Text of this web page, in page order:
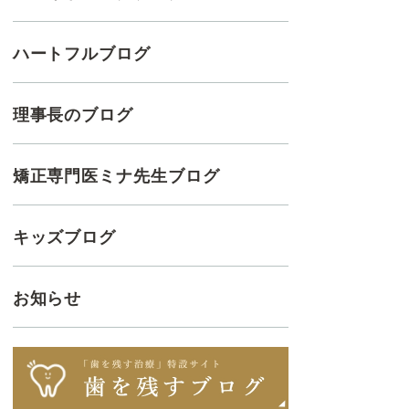
ハートフルブログ
理事長のブログ
矯正専門医ミナ先生ブログ
キッズブログ
お知らせ